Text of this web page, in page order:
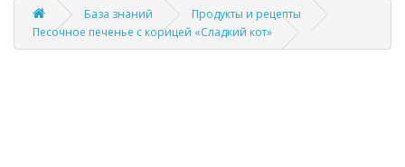
База знаний
Продукты и рецепты
Песочное печенье с корицей «Сладкий кот»